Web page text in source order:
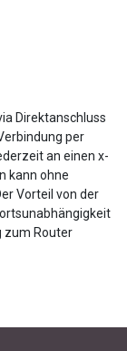
Direktanschluss
per
an einen x-
kann ohne
Vorteil von der
zum Router